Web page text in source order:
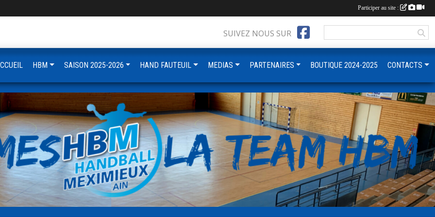
SUIVEZ NOUS SUR
HBM SAISON 2025-2026 HAND FAUTEUIL MEDIAS PARTENAIRES BOUTIQUE 2024-2025 CONTACTS
Participer au site :